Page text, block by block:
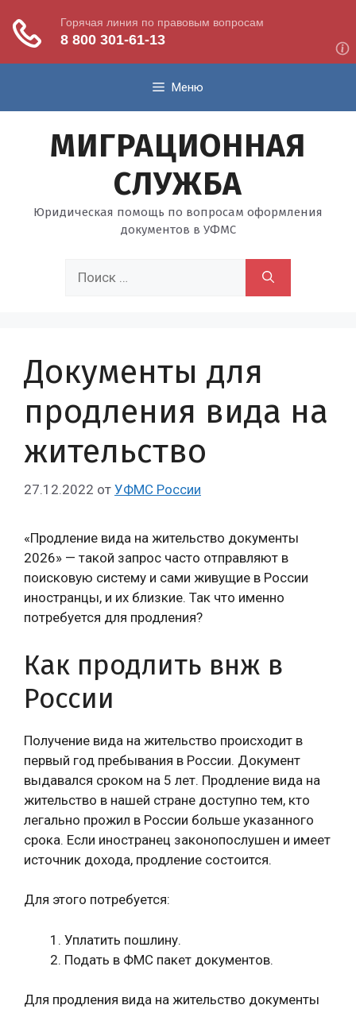
содержимому
Меню
МИГРАЦИОННАЯ
СЛУЖБА
Юридическая помощь по вопросам оформления
документов в УФМС
Документы для
продления вида на
жительство
27.12.2022 от УФМС России
«Продление вида на жительство документы
2026» — такой запрос часто отправляют в
поисковую систему и сами живущие в России
иностранцы, и их близкие. Так что именно
потребуется для продления?
Как продлить внж в
России
Получение вида на жительство происходит в
первый год пребывания в России. Документ
выдавался сроком на 5 лет. Продление вида на
жительство в нашей стране доступно тем, кто
легально прожил в России больше указанного
срока. Если иностранец законопослушен и имеет
источник дохода, продление состоится.
Для этого потребуется:
Уплатить пошлину.
Подать в ФМС пакет документов.
Для продления вида на жительство документы